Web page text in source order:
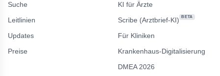
Suche
Leitlinien
Updates
Preise
KI für Ärzte
Scribe (Arztbrief-KI)
BETA
Für Kliniken
Krankenhaus-Digitalisierung
DMEA 2026